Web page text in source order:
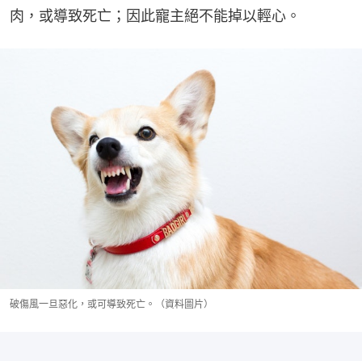
肉，或導致死亡；因此寵主絕不能掉以輕心。
破傷風一旦惡化，或可導致死亡。（資料圖片）